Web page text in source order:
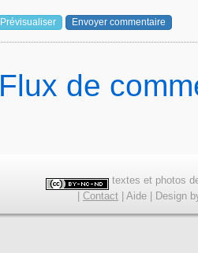
Flux de
textes et photos
Contact Aide Design